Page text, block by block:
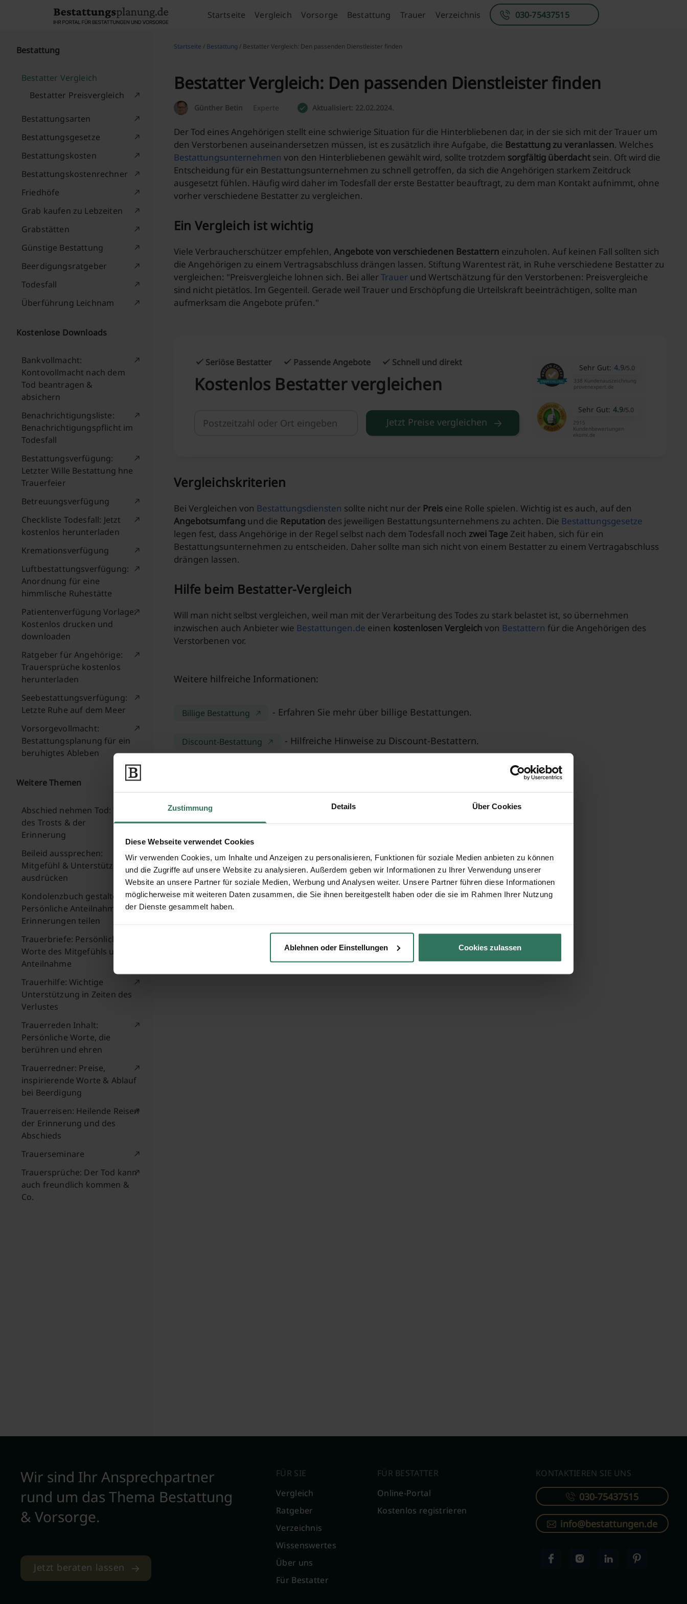
Zustimmung Details Über Cookies
Diese Webseite verwendet Cookies
Wir verwenden Cookies, um Inhalte und Anzeigen zu personalisieren, Funktionen für soziale Medien anbieten zu können
und die Zugriffe auf unsere Website zu analysieren. Außerdem geben wir Informationen zu Ihrer Verwendung unserer
Website an unsere Partner für soziale Medien, Werbung und Analysen weiter. Unsere Partner führen diese Informationen
möglicherweise mit weiteren Daten zusammen, die Sie ihnen bereitgestellt haben oder die sie im Rahmen Ihrer Nutzung
der Dienste gesammelt haben.
Ablehnen oder Einstellungen Cookies zulassen
Startseite Vergleich Vorsorge Bestattung Trauer Verzeichnis 030-75437515
Bestattung
Bestatter Vergleich
Bestatter Preisvergleich
Bestattungsarten
Bestattungsgesetze
Bestattungskosten
Bestattungskostenrechner
Friedhöfe
Grab kaufen zu Lebzeiten
Grabstätten
Günstige Bestattung
Beerdigungsratgeber
Todesfall
Überführung Leichnam
Kostenlose Downloads
Bankvollmacht:
Kontovollmacht nach dem
Tod beantragen &
absichern
Benachrichtigungsliste:
Benachrichtigungspflicht im
Todesfall
Bestattungsverfügung:
Letzter Wille Bestattung hne
Trauerfeier
Betreuungsverfügung
Checkliste Todesfall: Jetzt
kostenlos herunterladen
Kremationsverfügung
Luftbestattungsverfügung:
Anordnung für eine
himmlische Ruhestätte
Patientenverfügung Vorlage:
Kostenlos drucken und
downloaden
Ratgeber für Angehörige:
Trauersprüche kostenlos
herunterladen
Seebestattungsverfügung:
Letzte Ruhe auf dem Meer
Vorsorgevollmacht:
Bestattungsplanung für ein
beruhigtes Ableben
Weitere Themen
Abschied nehmen Tod: Wege
des Trosts & der
Erinnerung
Beileid aussprechen:
Mitgefühl & Unterstützung
ausdrücken
Kondolenzbuch gestalten:
Persönliche Anteilnahme &
Erinnerungen teilen
Trauerbriefe: Persönliche
Worte des Mitgefühls und der
Anteilnahme
Trauerhilfe: Wichtige
Unterstützung in Zeiten des
Verlustes
Trauerreden Inhalt:
Persönliche Worte, die
berühren und ehren
Trauerredner: Preise,
inspirierende Worte & Ablauf
bei Beerdigung
Trauerreisen: Heilende Reisen
der Erinnerung und des
Abschieds
Trauerseminare
Trauersprüche: Der Tod kann
auch freundlich kommen &
Co.
Startseite / Bestattung / Bestatter Vergleich: Den passenden Dienstleister finden
Bestatter Vergleich: Den passenden Dienstleister finden
Günther Betin Experte Aktualisiert: 22.02.2024.
Der Tod eines Angehörigen stellt eine schwierige Situation für die Hinterbliebenen dar, in der sie sich mit der Trauer um
den Verstorbenen auseinandersetzen müssen, ist es zusätzlich ihre Aufgabe, die Bestattung zu veranlassen. Welches
Bestattungsunternehmen von den Hinterbliebenen gewählt wird, sollte trotzdem sorgfältig überdacht sein. Oft wird die
Entscheidung für ein Bestattungsunternehmen zu schnell getroffen, da sich die Angehörigen starkem Zeitdruck
ausgesetzt fühlen. Häufig wird daher im Todesfall der erste Bestatter beauftragt, zu dem man Kontakt aufnimmt, ohne
vorher verschiedene Bestatter zu vergleichen.
Ein Vergleich ist wichtig
Viele Verbraucherschützer empfehlen, Angebote von verschiedenen Bestattern einzuholen. Auf keinen Fall sollten sich
die Angehörigen zu einem Vertragsabschluss drängen lassen. Stiftung Warentest rät, in Ruhe verschiedene Bestatter zu
vergleichen: "Preisvergleiche lohnen sich. Bei allerTrauer und Wertschätzung für den Verstorbenen: Preisvergleiche
sind nicht pietätlos. Im Gegenteil. Gerade weil Trauer und Erschöpfung die Urteilskraft beeinträchtigen, sollte man
aufmerksam die Angebote prüfen."
Seriöse Bestatter Passende Angebote Schnell und direkt
Kostenlos Bestatter vergleichen
Jetzt Preise vergleichen
Sehr Gut: 4.9/5.0
338 Kundenauszeichnung
provenexpert.de
Sehr Gut: 4.9/5.0
2915
Kundenbewertungen
ekomi.de
Vergleichskriterien
Bei Vergleichen von Bestattungsdiensten sollte nicht nur der Preis eine Rolle spielen. Wichtig ist es auch, auf den
Angebotsumfang und die Reputation des jeweiligen Bestattungsunternehmens zu achten. Die Bestattungsgesetze
legen fest, dass Angehörige in der Regel selbst nach dem Todesfall noch zwei Tage Zeit haben, sich für ein
Bestattungsunternehmen zu entscheiden. Daher sollte man sich nicht von einem Bestatter zu einem Vertragabschluss
drängen lassen.
Hilfe beim Bestatter-Vergleich
Will man nicht selbst vergleichen, weil man mit der Verarbeitung des Todes zu stark belastet ist, so übernehmen
inzwischen auch Anbieter wie Bestattungen.de einen kostenlosen Vergleich von Bestattern für die Angehörigen des
Verstorbenen vor.
Weitere hilfreiche Informationen:
Billige Bestattung - Erfahren Sie mehr über billige Bestattungen.
Discount-Bestattung - Hilfreiche Hinweise zu Discount-Bestattern.
Wir sind Ihr Ansprechpartner
rund um das Thema Bestattung
& Vorsorge.
Jetzt beraten lassen
FÜR SIE
Vergleich
Ratgeber
Verzeichnis
Wissenswertes
Über uns
Für Bestatter
FÜR BESTATTER
Online-Portal
Kostenlos registrieren
KONTAKTIEREN SIE UNS
030-75437515
info@bestattungen.de